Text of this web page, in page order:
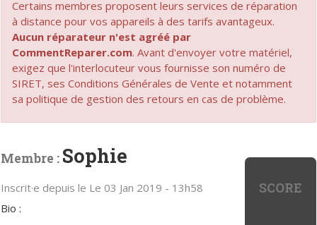
Certains membres proposent leurs services de réparation
à distance pour vos appareils à des tarifs avantageux.
Aucun réparateur n'est agréé par
CommentReparer.com. Avant d'envoyer votre matériel,
exigez que l'interlocuteur vous fournisse son numéro de
SIRET, ses Conditions Générales de Vente et notamment
sa politique de gestion des retours en cas de problème.
SCORE
Membre : Sophie
Inscrit·e depuis le Le 03 Jan 2019 - 13h58
Bio :